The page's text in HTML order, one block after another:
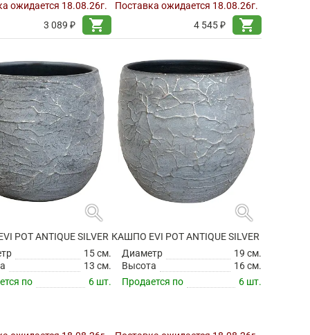
ожидается 18.08.26г.
3 089 ₽
shopping_cart
Поставка ожидается 18.08.26г.
4 545 ₽
shopping_cart
search
POT ANTIQUE SILVER
15 см.
13 см.
по
6 шт.
search
КАШПО EVI POT ANTIQUE SILVER
Диаметр
19 см.
Высота
16 см.
Продается по
6 шт.